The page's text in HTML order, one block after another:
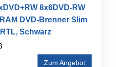
8x6DVD-RW
DVD-Brenner Slim
Schwarz
Zum Angebot